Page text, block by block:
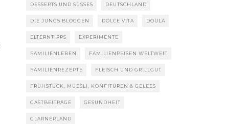
DESSERTS UND SÜSSES DEUTSCHLAND
DIE JUNGS BLOGGEN DOLCE VITA DOULA
ELTERNTIPPS EXPERIMENTE
FAMILIENLEBEN FAMILIENREISEN WELTWEIT
FAMILIENREZEPTE FLEISCH UND GRILLGUT
FRÜHSTÜCK, MÜESLI, KONFITÜREN & GELEES
GASTBEITRÄGE GESUNDHEIT
GLARNERLAND